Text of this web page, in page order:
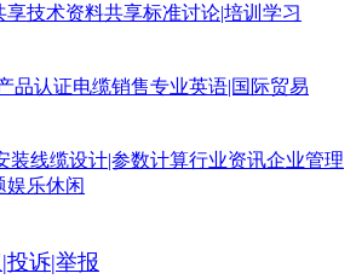
享技术资料共享标准讨论|培训学习
品认证电缆销售专业英语|国际贸易
装线缆设计|参数计算行业资讯企业管理
娱乐休闲
投诉|举报